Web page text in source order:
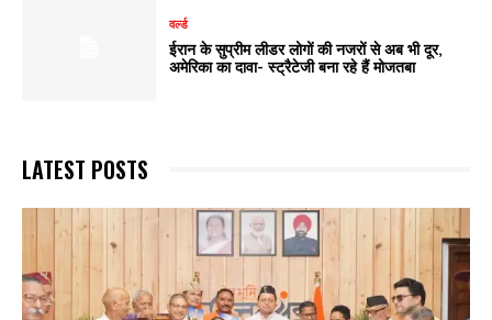
वर्ल्ड
ईरान के सुप्रीम लीडर लोगों की नजरों से अब भी दूर,
अमेरिका का दावा- स्ट्रैटेजी बना रहे हैं मोजतबा
LATEST POSTS